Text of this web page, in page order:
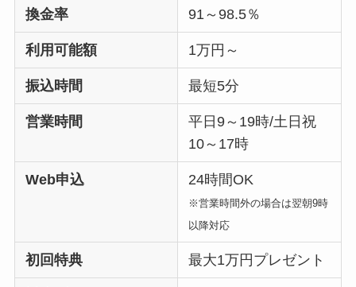
換金率 91～98.5％
利用可能額 1万円～
振込時間 最短5分
営業時間
平日9～19時/土日祝
10～17時
Web申込 24時間OK
※営業時間外の場合は翌朝9時
以降対応
初回特典 最大1万円プレゼント